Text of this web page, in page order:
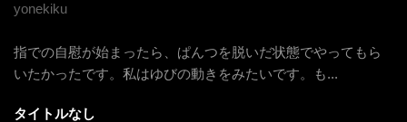
yonekiku
指での自慰が始まったら、ぱんつを脱いだ状態でやってもら
いたかったです。私はゆびの動きをみたいです。も...
タイトルなし